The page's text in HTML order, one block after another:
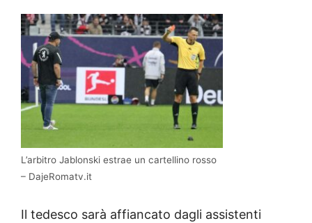
L’arbitro Jablonski estrae un cartellino rosso
– DajeRomatv.it
Il tedesco sarà affiancato dagli assistenti